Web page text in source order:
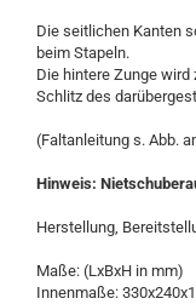
Die seitlichen Kanten
beim Stapeln.
Die hintere Zunge
Schlitz des
(Faltanleitung s. Abb.
Hinweis:
Herstellung,
Maße: (LxBxH in mm)
Innenmaße: